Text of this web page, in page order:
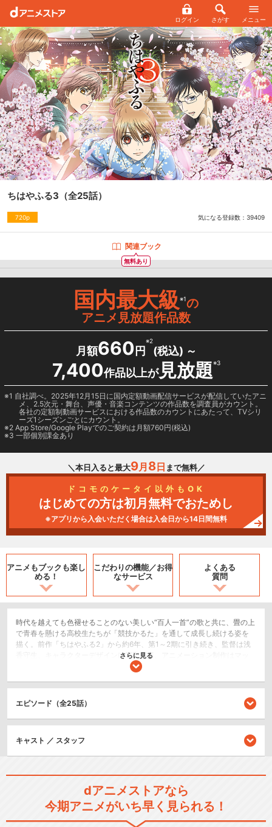
ログイン さがす メニュー
ちはやふる3 （全25話）
720p 気になる登録数： 39409
無料あり
関連ブック
国内最大級※1の
アニメ見放題作品数
月額660 円
※2
(税込) ～
7,400作品以上が見放題※3
1 自社調べ。2025年12月15日に国内定額動画配信サービスが配信していたアニ
メ、2.5次元・舞台、声優・音楽コンテンツの作品数を調査員がカウント。
各社の定額制動画サービスにおける作品数のカウントにあたって、TVシリ
ーズ1シーズンごとにカウント。
2 App Store/Google Playでのご契約は月額760円(税込)
3 一部個別課金あり
＼本日入ると最大9月 8日 まで無料／
ドコモのケータイ以外もOK
はじめての方は初月無料でおためし
※アプリから入会いただく場合は入会日から14日間無料
アニメもブックも楽し
める！
こだわりの機能／お得
なサービス
よくある
質問
時代を越えても色褪せることのない美しい“百人一首”の歌と共に、畳の上
で青春を懸ける高校生たちが「競技かるた」を通して成長し続ける姿を
描く。前作「ちはやふる2」から約6年、第1～2期に引き続き、監督は浅
香守生、キャラクターデザインは濱田邦彦、アニメーション制作はマッ
ドハウスが務めます。等身大の高校生によるひたむきでまっすぐな想い
シリーズ／関連のアニメ作品
ちはやふる
さらに見る
エピソード（全25話）
キャスト ／ スタッフ
dアニメストアなら
今期アニメがいち早く見られる！